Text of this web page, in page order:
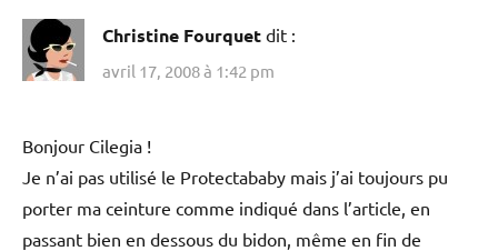
Christine Fourquet dit :
avril 17, 2008 à 1:42 pm
Bonjour Cilegia !
Je n’ai pas utilisé le Protectababy mais j’ai toujours pu
porter ma ceinture comme indiqué dans l’article, en
passant bien en dessous du bidon, même en fin de